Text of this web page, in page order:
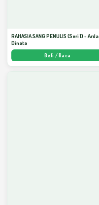
RAHASIA SANG PENULIS (Seri 1) - Arda
Dinata
Beli / Baca